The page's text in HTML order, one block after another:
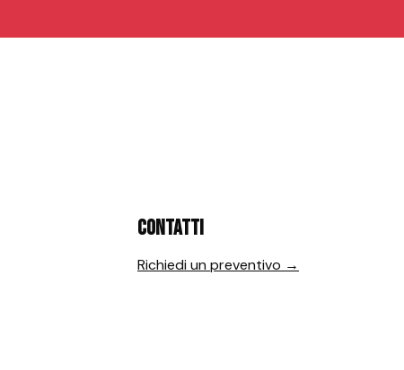
Contatti
Richiedi un preventivo →